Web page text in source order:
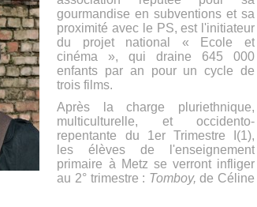
gourmandise en subventions et sa
proximité avec le PS, est l'initiateur
du projet national « Ecole et
cinéma », qui draine 645 000
enfants par an pour un cycle de
trois films.
Après la charge pluriethnique,
multiculturelle, et occidento-
repentante du 1er Trimestre I(1),
les élèves de l'enseignement
primaire à Metz se verront infliger
au 2° trimestre : Tomboy, de Céline